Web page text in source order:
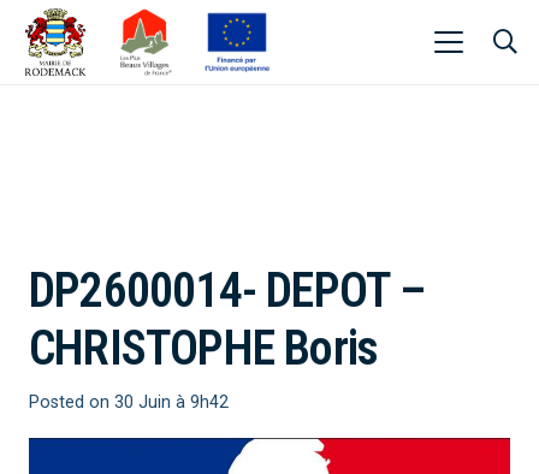
DP2600014- DEPOT –
CHRISTOPHE Boris
Posted on 30 Juin à 9h42